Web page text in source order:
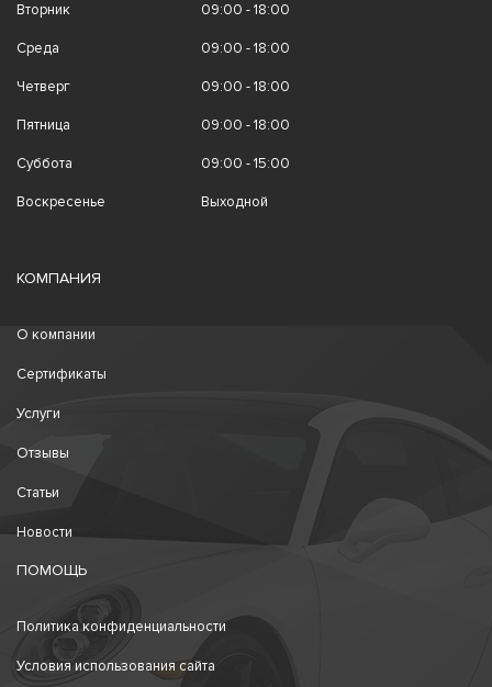
Вторник 09:00 - 18:00
Среда 09:00 - 18:00
Четверг 09:00 - 18:00
Пятница 09:00 - 18:00
Суббота 09:00 - 15:00
Воскресенье Выходной
КОМПАНИЯ
О компании
Сертификаты
Услуги
Отзывы
Статьи
Новости
ПОМОЩЬ
Политика конфиденциальности
Условия использования сайта